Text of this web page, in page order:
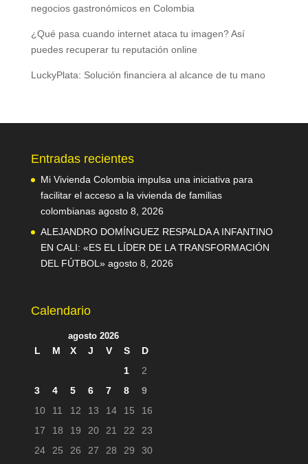
negocios gastronómicos en Colombia
¿Qué pasa cuando internet ataca tu imagen? Así
puedes recuperar tu reputación online
LuckyPlata: Solución financiera al alcance de tu mano
Entradas recientes
Mi Vivienda Colombia impulsa una iniciativa para
facilitar el acceso a la vivienda de familias
colombianas agosto 8, 2026
ALEJANDRO DOMÍNGUEZ RESPALDA A INFANTINO
EN CALI: «ES EL LÍDER DE LA TRANSFORMACIÓN
DEL FÚTBOL» agosto 8, 2026
Calendario
agosto 2026
L M X J V S
D
1
2
3
4 5 6 7 8
9
10
11 12 13 14 15
16
17
18 19 20 21 22
23
24
25 26 27 28 29
30